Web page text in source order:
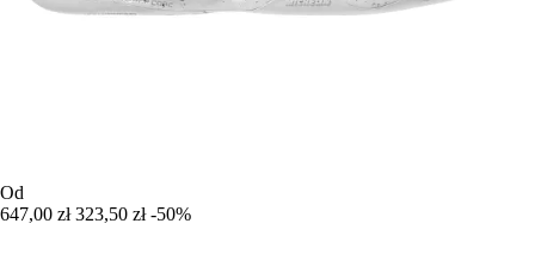
Od
647,00 zł 323,50 zł -50%